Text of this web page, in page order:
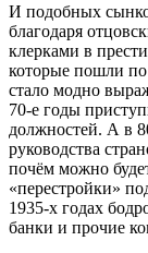
И подобных
благодаря
клерками в
которые пошли по
стало модно
70-е годы
должностей. А в
руководства
почём можно
«перестройки»
1935-х годах
банки и прочие